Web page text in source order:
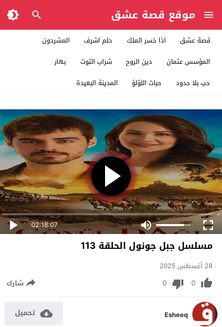
موقع قصة عشق
قصة عشق اذا خسر الملك حلم اشرف
المشردون
المؤسس عثمان
دين الروح شراب التوت
بهار
حب بلا حدود
حبات اللؤلؤ المدينة البعيدة
02:18:07
مسلسل جبل جونول الحلقة 113
28 أغسطس 2025
0
0 شارك
Esheeq تحميل